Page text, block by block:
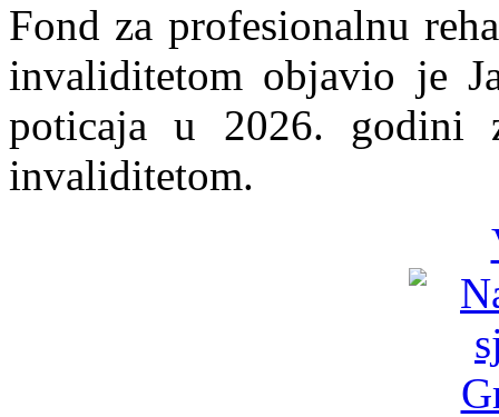
Fond za profesionalnu
invaliditetom objavio je
poticaja u 2026. godini
invaliditetom.